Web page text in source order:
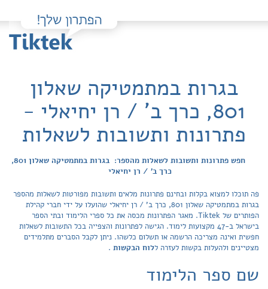
בגרות במתמטיקה שאלון
801, כרך ב' / רן יחיאלי -
פתרונות ותשובות לשאלות
חפש פתרונות ותשובות לשאלות מהספר: בגרות במתמטיקה שאלון 801,
כרך ב' / רן יחיאלי
פה תוכלו למצוא בקלות ובחינם פתרונות מלאים ותשובות מפורטות לשאלות מהספר
בגרות במתמטיקה שאלון 801, כרך ב' / רן יחיאלי שהועלו על ידי חברי קהילת
הפותרים של Tiktek. מאגר הפתרונות מכסה את כל ספרי הלימוד ובתי הספר
בישראל ב-47 מקצועות לימוד. הגישה לפתרונות והצפייה בכל התשובות לשאלות
חפשית ואינה מצריכה הרשמה או תשלום כלשהו. ניתן לקבל הסברים מתלמידים
מצטיינים ולהעלות בקשות לעזרה ללוח הבקשות .
שם ספר הלימוד